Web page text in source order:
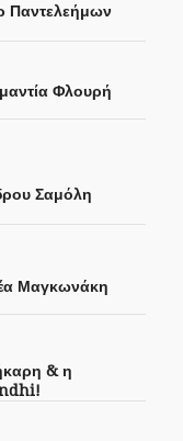
Παντελεήμων
Φλουρή
Σαμόλη
Μαγκωνάκη
& η